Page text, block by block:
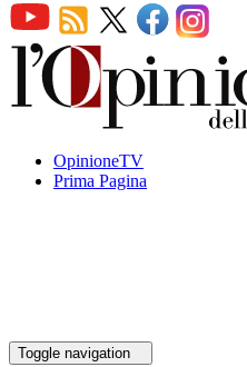
OpinioneTV
Prima Pagina
Toggle navigation